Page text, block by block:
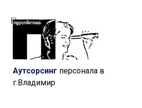
Аутсорсинг персонала в
г.Владимир